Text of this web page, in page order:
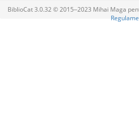
BiblioCat 3.0.32 © 2015‒2023 Mihai Maga